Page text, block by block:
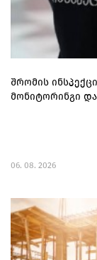
შრომის
მონიტორინგი
06. 08. 2026